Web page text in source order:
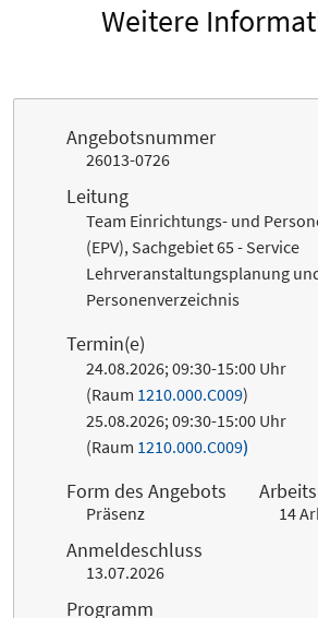
Weitere
Angebotsnummer
26013-0726
Leitung
Team Einrichtungs- und
(EPV), Sachgebiet 65 - Service
Lehrveranstaltungsplanung
Personenverzeichnis
Termin(e)
24.08.2026; 09:30-15:00 Uhr
(Raum 1210.000.C009)
25.08.2026; 09:30-15:00 Uhr
(Raum 1210.000.C009)
Form des Angebots
Präsenz 14
Anmeldeschluss
13.07.2026
Programm